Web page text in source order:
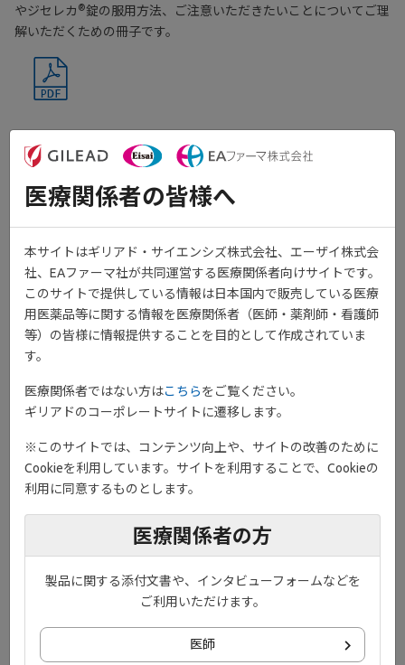
やジセレカ ®錠の服用方法、ご注意いただきたいことについてご理
解いただくための冊子です。
潰瘍性大腸炎患者さん用
ジセレカ 錠携帯カード
ジセレカ®錠を服用するにあたって、ご注意いただきたいこと、お
よび他科受診の際にジセレカ®錠を 服用していることを示すため
医療関係者の皆様へ
本サイトはギリアド・サイエンシズ株式会社、エーザイ株式会
社、EAファーマ社が共同運営する医療関係者向けサイトです。
このサイトで提供している情報は日本国内で販売している医療
用医薬品等に関する情報を医療関係者（医師・薬剤師・看護師
等）の皆様に情報提供することを目的として作成されていま
す。
医療関係者ではない方はこちらをご覧ください。
ギリアドのコーポレートサイトに遷移します。
※このサイトでは、コンテンツ向上や、サイトの改善のために
Cookieを利用しています。サイトを利用することで、Cookieの
利用に同意するものとします。
医療関係者の方
製品に関する添付文書や、インタビューフォームなどを
ご利用いただけます。
医師